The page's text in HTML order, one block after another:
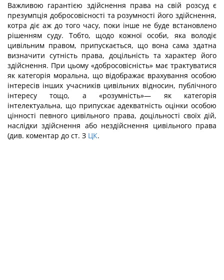
Важливою гарантією здійснення права на свій розсуд є
презумпція добросовісності та розумності його здійснення,
котра діє аж до того часу, поки інше не буде встановлено
рішенням суду. Тобто, щодо кожної особи, яка володіє
цивільним правом, припускається, що вона сама здатна
визначити сутність права, доцільність та характер його
здійснення. При цьому «добросовісність» має трактуватися
як категорія моральна, що відображає врахування особою
інтересів інших учасників цивільних відносин, публічного
інтересу тощо, а «розумність»— як категорія
інтелектуальна, що припускає адекватність оцінки особою
цінності певного цивільного права, доцільності своїх дій,
наслідки здійснення або нездійснення цивільного права
(див. коментар до ст. З ЦК.